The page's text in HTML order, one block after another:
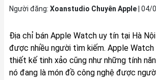
Người đăng: Xoanstudio Chuyên Apple| 04/
Địa chỉ bán Apple Watch uy tín tại Hà
được nhiều người tìm kiếm. Apple Watch
thiết kế tinh xảo cũng như những tính
nó đang là món đồ công nghệ được